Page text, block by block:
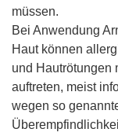
müssen.
Bei Anwendung
Haut können
und Hautrötungen
auftreten, meist
wegen so